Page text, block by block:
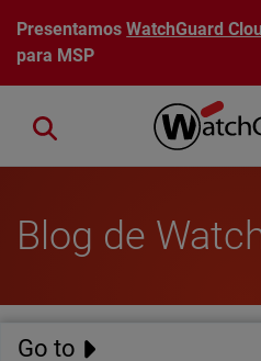
Pasar al contenido principal
PresentamosWatchGuard
para MSP
Close search
Blog de
Go to